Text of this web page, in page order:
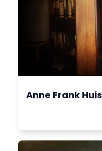
Anne Frank Huis